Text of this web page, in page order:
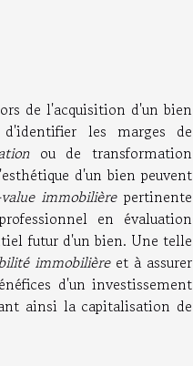
de l'acquisition d'un bien
les marges de
ou de transformation
d'un bien peuvent
immobilièrepertinente
en évaluation
futur d'un bien. Une telle
immobilièreet à assurer
d'un investissement
ainsi la capitalisation de